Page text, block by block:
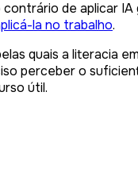
de aplicar
la no trabalho.
quais a literacia
perceber o
útil.